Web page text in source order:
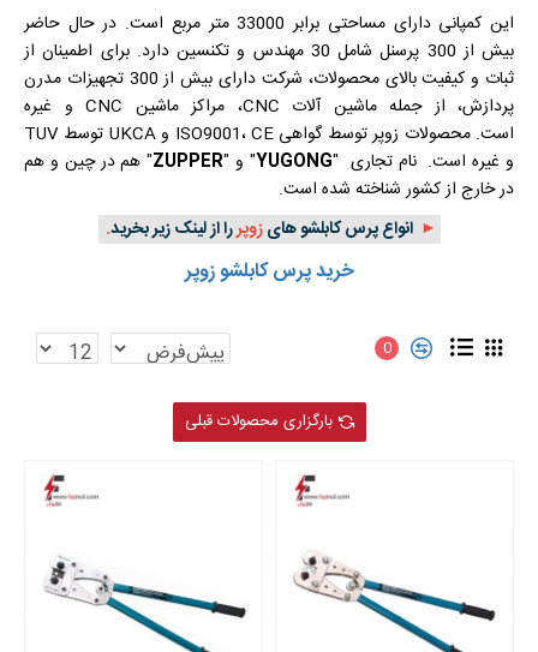
این کمپانی دارای مساحتی برابر 33000 متر مربع است. در حال حاضر
بیش از 300 پرسنل شامل 30 مهندس و تکنسین دارد. برای اطمینان از
ثبات و کیفیت بالای محصولات، شرکت دارای بیش از 300 تجهیزات مدرن
پردازش، از جمله ماشین آلات CNC، مراکز ماشین CNC و غیره
است. محصولات زوپر توسط گواهی ISO9001، CE و UKCA توسط TUV
و غیره است. نام تجاری "YUGONG" و "ZUPPER" هم در چین و هم
در خارج از کشور شناخته شده است.
► انواع پرس کابلشو هایزوپررا از لینک زیر بخرید.
خرید پرس کابلشو زوپر
0
بارگزاری محصولات قبلی